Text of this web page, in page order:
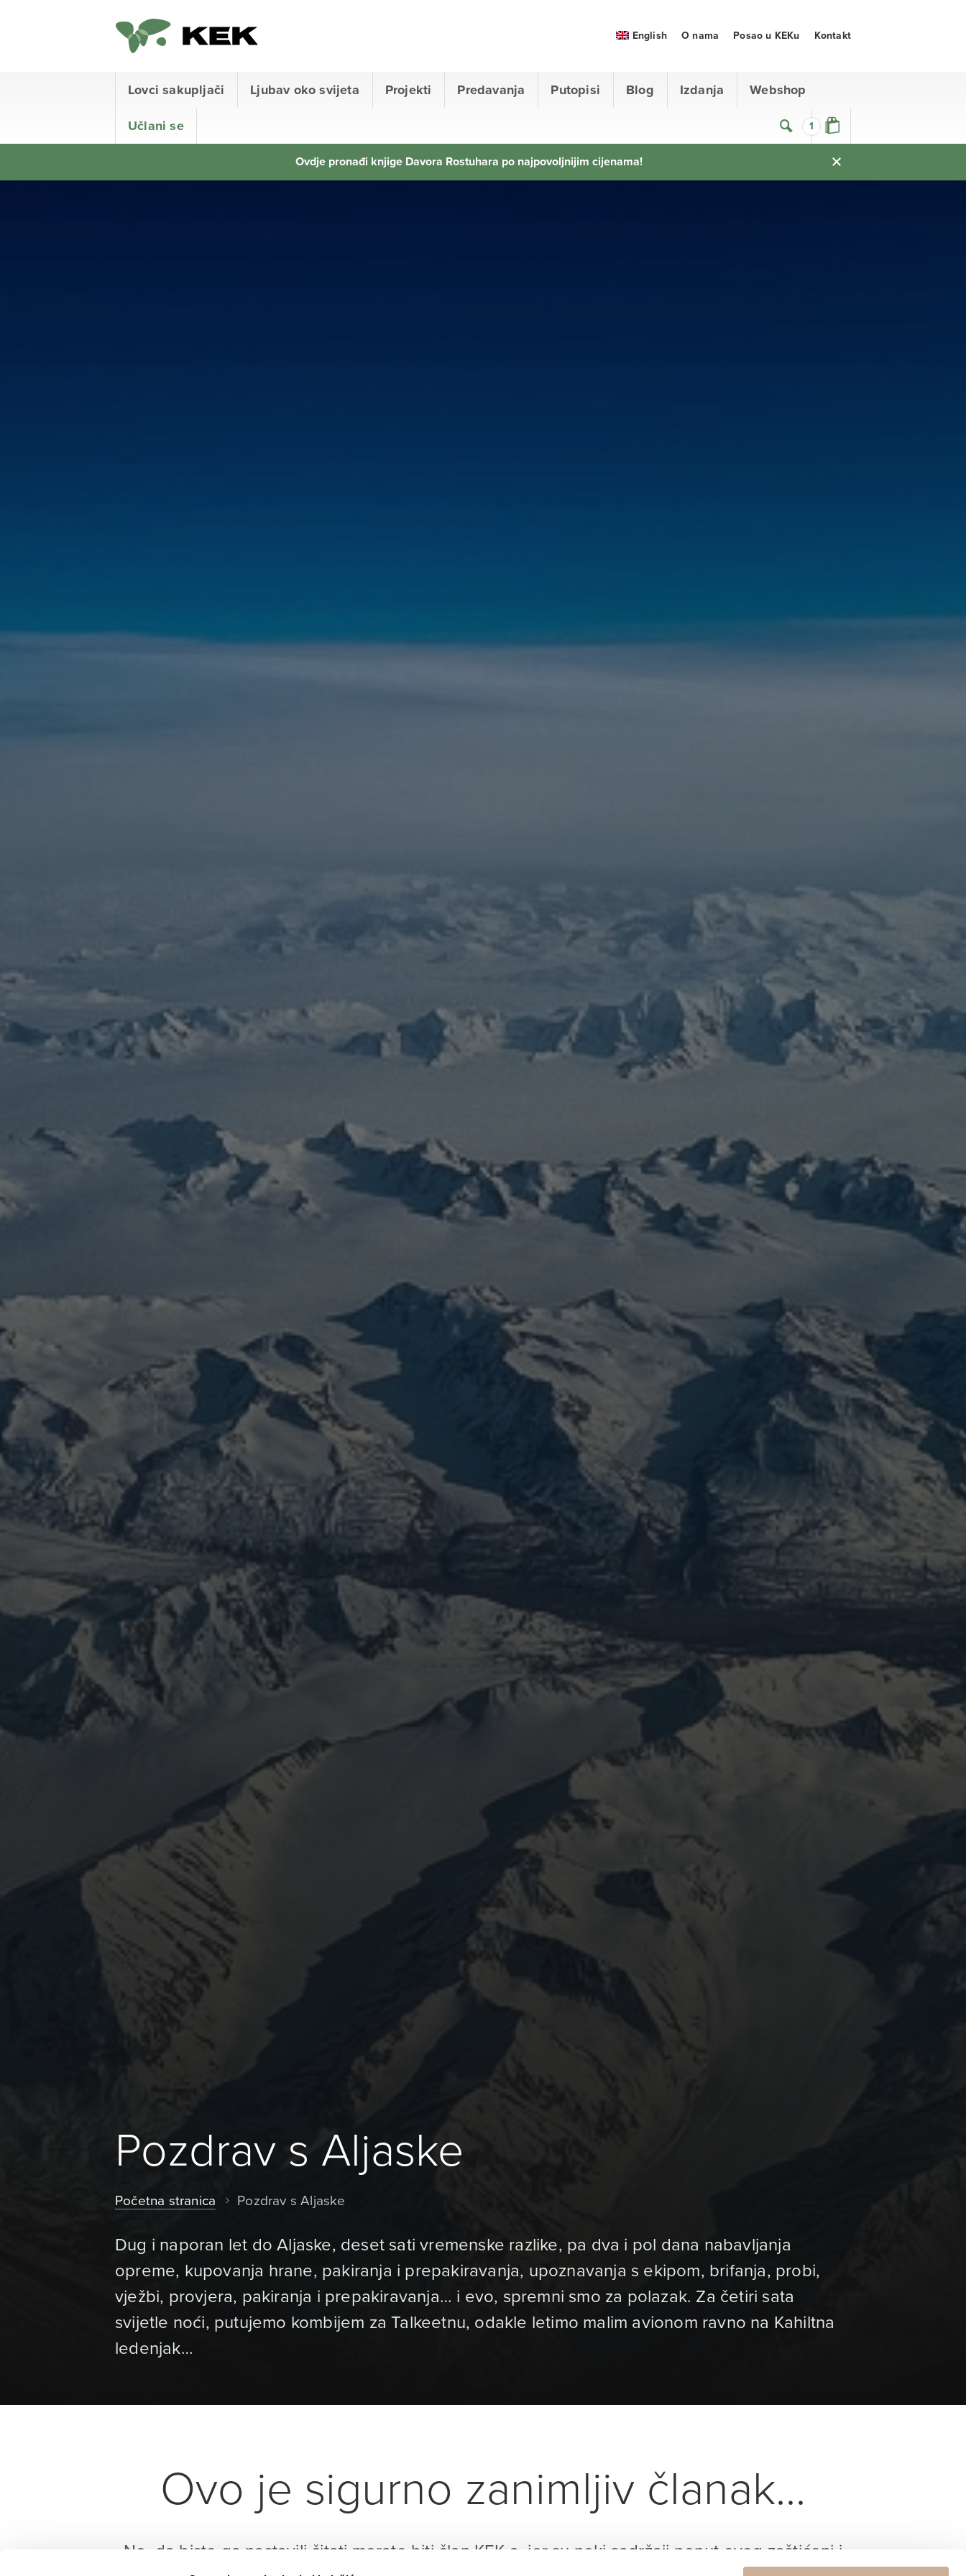
1
Lovci sakupljači Ljubav oko svijeta Projekti Predavanja Putopisi Blog Izdanja Webshop
Učlani se
English O nama Posao u KEKu Kontakt
Ovdje pronađi knjige Davora Rostuhara po najpovoljnijim cijenama!
Pozdrav s Aljaske
Početna stranica Pozdrav s Aljaske
Dug i naporan let do Aljaske, deset sati vremenske razlike, pa dva i pol dana nabavljanja
opreme, kupovanja hrane, pakiranja i prepakiravanja, upoznavanja s ekipom, brifanja, probi,
vježbi, provjera, pakiranja i prepakiravanja… i evo, spremni smo za polazak. Za četiri sata
svijetle noći, putujemo kombijem za Talkeetnu, odakle letimo malim avionom ravno na Kahiltna
ledenjak…
Ovo je sigurno zanimljiv članak...
No, da biste ga nastavili čitati morate biti član KEK-a, jer su neki sadržaji poput ovog zaštićeni i